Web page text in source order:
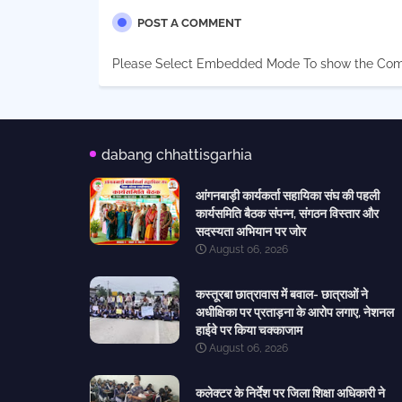
POST A COMMENT
Please Select Embedded Mode To show the
dabang chhattisgarhia
आंगनबाड़ी कार्यकर्ता सहायिका संघ की पहली
कार्यसमिति बैठक संपन्न, संगठन विस्तार और
सदस्यता अभियान पर जोर
August 06, 2026
कस्तूरबा छात्रावास में बवाल- छात्राओं ने
अधीक्षिका पर प्रताड़ना के आरोप लगाए, नेशनल
हाईवे पर किया चक्काजाम
August 06, 2026
कलेक्टर के निर्देश पर जिला शिक्षा अधिकारी ने